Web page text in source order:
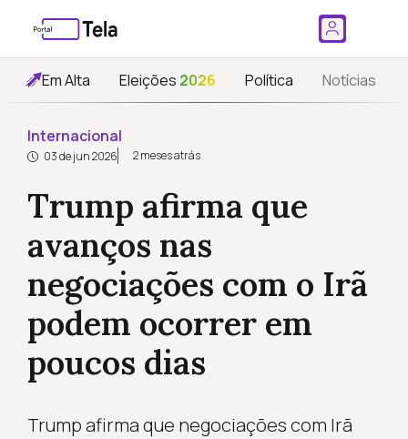
Em Alta Eleições 2026 Política Notícias
Internacional
03 de jun 2026 2 meses atrás
Trump afirma que
avanços nas
negociações com o Irã
podem ocorrer em
poucos dias
Trump afirma que negociações com Irã